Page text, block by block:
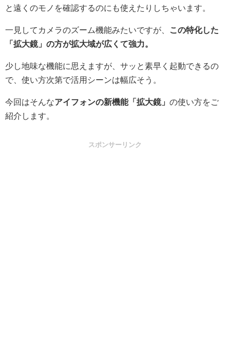
と遠くのモノを確認するのにも使えたりしちゃいます。
一見してカメラのズーム機能みたいですが、 この特化した
「拡大鏡」の方が拡大域が広くて強力。
少し地味な機能に思えますが、サッと素早く起動できるの
で、使い方次第で活用シーンは幅広そう。
今回はそんなアイフォンの新機能「拡大鏡」 の使い方をご
紹介します。
スポンサーリンク